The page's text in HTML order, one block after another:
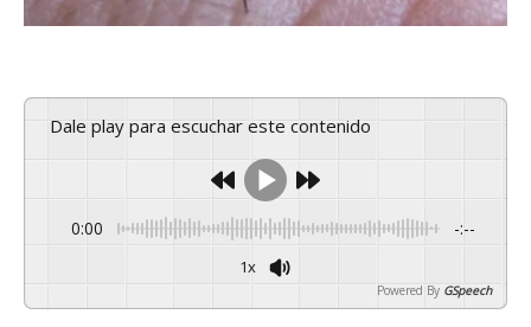
Dale play para escuchar este contenido
0:00 -:--
1x
Powered By GSpeech